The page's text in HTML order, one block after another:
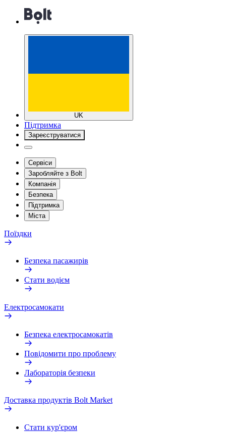
UK
Підтримка
Зареєструватися
Сервіси
Заробляйте з Bolt
Компанія
Безпека
Підтримка
Міста
Поїздки
Безпека пасажирів
Стати водієм
Електросамокати
Безпека електросамокатів
Повідомити про проблему
Лабораторія безпеки
Доставка продуктів Bolt Market
Стати кур'єром